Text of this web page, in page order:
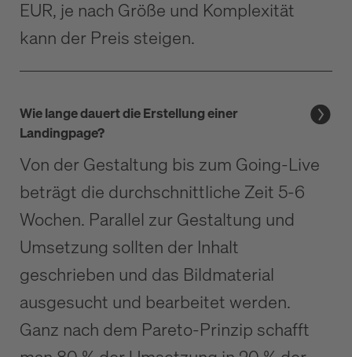
EUR, je nach Größe und Komplexität
kann der Preis steigen.
Wie lange dauert die Erstellung einer
Landingpage?
Von der Gestaltung bis zum Going-Live
beträgt die durchschnittliche Zeit 5-6
Wochen. Parallel zur Gestaltung und
Umsetzung sollten der Inhalt
geschrieben und das Bildmaterial
ausgesucht und bearbeitet werden.
Ganz nach dem Pareto-Prinzip schafft